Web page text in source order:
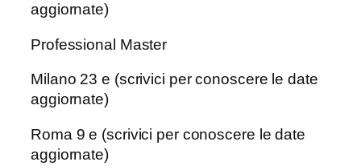
aggiornate)
Professional Master
Milano 23 e (scrivici per conoscere le date
aggiornate)
Roma 9 e (scrivici per conoscere le date
aggiornate)